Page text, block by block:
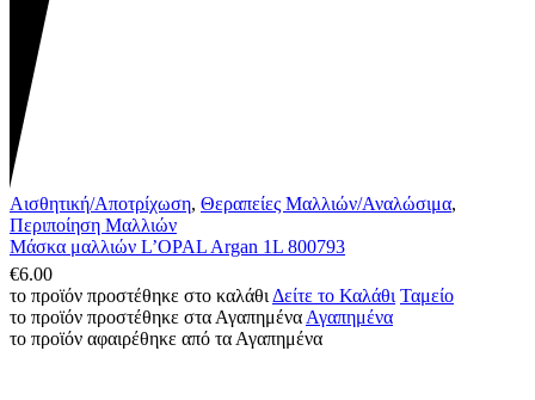
Αισθητική/Αποτρίχωση, Θεραπείες Μαλλιών/Αναλώσιμα,
Περιποίηση Μαλλιών
Μάσκα μαλλιών L’OPAL Argan 1L 800793
€6.00
το προϊόν προστέθηκε στο καλάθι Δείτε το Καλάθι Ταμείο
το προϊόν προστέθηκε στα Αγαπημένα Αγαπημένα
το προϊόν αφαιρέθηκε από τα Αγαπημένα